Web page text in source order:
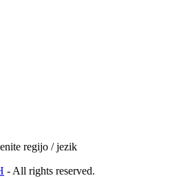
regijo / jezik
- All rights reserved.